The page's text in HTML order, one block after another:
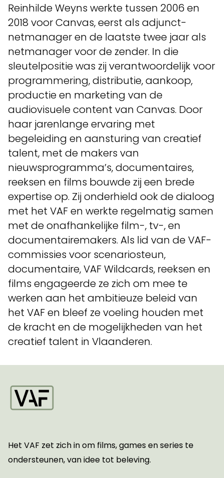
Reinhilde Weyns werkte tussen 2006 en
2018 voor Canvas, eerst als adjunct-
netmanager en de laatste twee jaar als
netmanager voor de zender. In die
sleutelpositie was zij verantwoordelijk voor
programmering, distributie, aankoop,
productie en marketing van de
audiovisuele content van Canvas. Door
haar jarenlange ervaring met
begeleiding en aansturing van creatief
talent, met de makers van
nieuwsprogramma’s, documentaires,
reeksen en films bouwde zij een brede
expertise op. Zij onderhield ook de dialoog
met het VAF en werkte regelmatig samen
met de onafhankelijke film-, tv-, en
documentairemakers. Als lid van de VAF-
commissies voor scenariosteun,
documentaire, VAF Wildcards, reeksen en
films engageerde ze zich om mee te
werken aan het ambitieuze beleid van
het VAF en bleef ze voeling houden met
de kracht en de mogelijkheden van het
creatief talent in Vlaanderen.
Het VAF zet zich in om films, games en series te
ondersteunen, van idee tot beleving.